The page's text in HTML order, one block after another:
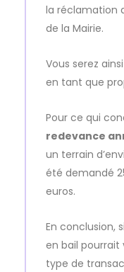
la réclamation
de la Mairie.
Vous serez
en tant que
Pour ce qui
redevance
un terrain
été demandé
euros.
En conclusion,
en bail pourrait
type de